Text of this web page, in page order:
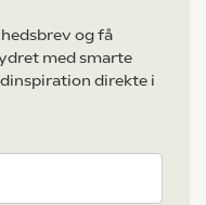
og få
med smarte
direkte i